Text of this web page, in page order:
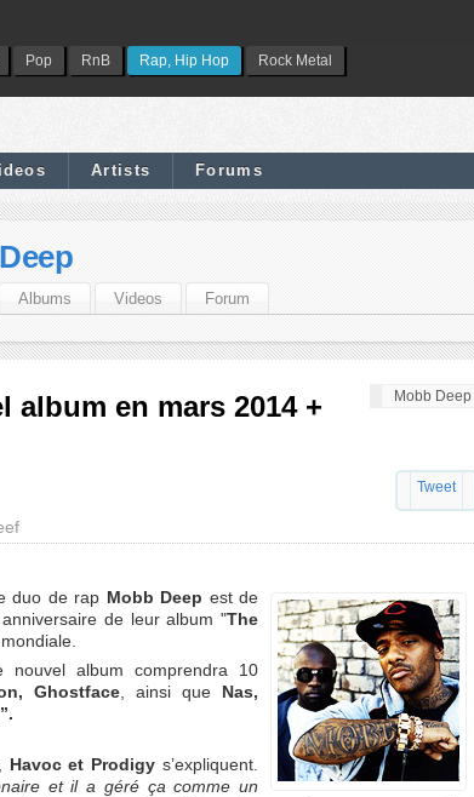
Pop RnB Rap, Hip Hop Rock Metal
Artists Forums
Albums Videos Forum
Mobb Deep
album en mars 2014 +
Tweet
duo de rap Mobb Deep est de
de leur album "The
album comprendra 10
Ghostface , ainsi que Nas,
Havoc et Prodigy s’expliquent.
et il a géré ça comme un